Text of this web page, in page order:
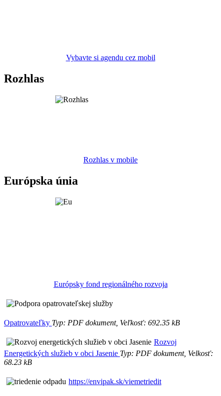
Vybavte si agendu cez mobil
Rozhlas
Rozhlas v mobile
Európska únia
Európsky fond regionálného rozvoja
Opatrovateľky Typ: PDF dokument, Veľkosť: 692.35 kB
Rozvoj
Energetických služieb v obci Jasenie Typ: PDF dokument, Velkosť:
68.23 kB
https://envipak.sk/viemetriedit